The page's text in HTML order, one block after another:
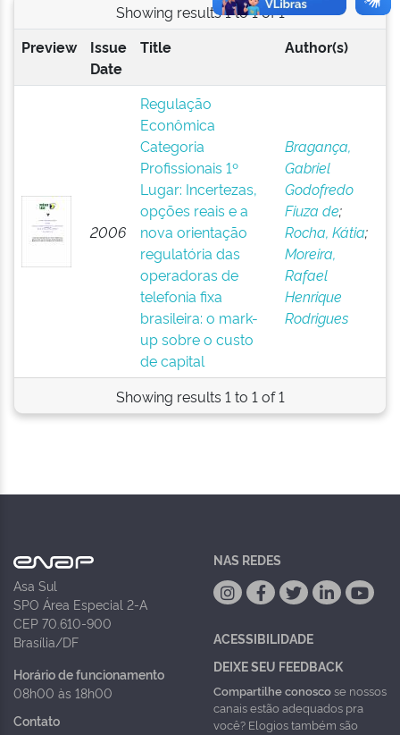
Showing results 1 to 1 of 1
Preview
Issue
Date
Title Author(s)
2006
Regulação
Econômica
Categoria
Profissionais 1º
Lugar: Incertezas,
opções reais e a
nova orientação
regulatória das
operadoras de
telefonia fixa
brasileira: o mark-
up sobre o custo
de capital
Bragança,
Gabriel
Godofredo
Fiuza de;
Rocha, Kátia;
Moreira,
Rafael
Henrique
Rodrigues
Showing results 1 to 1 of 1
Asa Sul
SPO Área Especial 2-A
CEP 70.610-900
Brasília/DF
Horário de funcionamento
08h00 às 18h00
Contato
NAS REDES
ACESSIBILIDADE
DEIXE SEU FEEDBACK
Compartilhe conoscose nossos
canais estão adequados pra
você? Elogios também são